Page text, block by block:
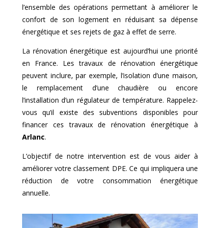
l’ensemble des opérations permettant à améliorer le
confort de son logement en réduisant sa dépense
énergétique et ses rejets de gaz à effet de serre.
La rénovation énergétique est aujourd’hui une priorité
en France. Les travaux de rénovation énergétique
peuvent inclure, par exemple, l’isolation d’une maison,
le remplacement d’une chaudière ou encore
l’installation d’un régulateur de température. Rappelez-
vous qu’il existe des subventions disponibles pour
financer ces travaux de rénovation énergétique à
Arlanc.
L’objectif de notre intervention est de vous aider à
améliorer votre classement DPE. Ce qui impliquera une
réduction de votre consommation énergétique
annuelle.